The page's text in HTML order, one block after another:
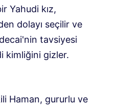
Yahudi kız,
dolayı seçilir ve
tavsiyesi
kimliğini gizler.
Haman, gururlu ve